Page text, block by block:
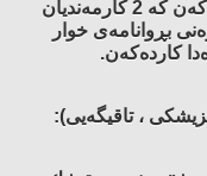
هەورەها 7 كارمەندی كارگێڕی كاردەكەن كە 2 كارمەندیان
زانكۆ و 3 یان خاوەنی بڕوانامەی خوار
كاردەكەن.
، تاقیگەیی):